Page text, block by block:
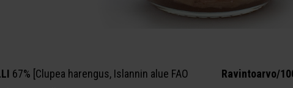
67% [Clupea harengus, Islannin alue FAO
Ravintoarvo/